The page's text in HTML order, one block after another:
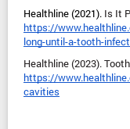
Healthline (2021).
https://
long-until-a-tooth-
https://
cavities